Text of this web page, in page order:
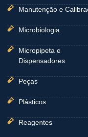
Manutenção e
Microbiologia
Micropipeta e
Dispensadores
Peças
Plásticos
Reagentes